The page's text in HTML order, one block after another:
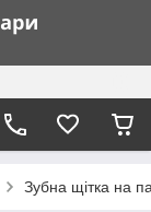
Зубна щітка на